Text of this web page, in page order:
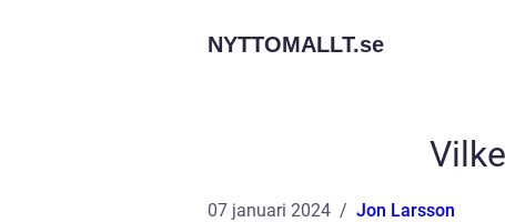
NYTTOMALLT.se
07 januari 2024 Jon Larsson